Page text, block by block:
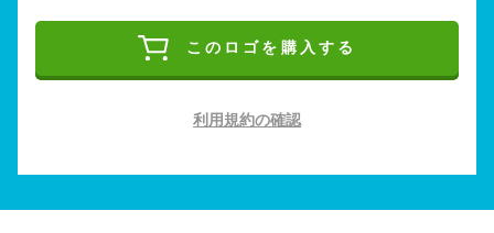
このロゴを購入する
利用規約の確認